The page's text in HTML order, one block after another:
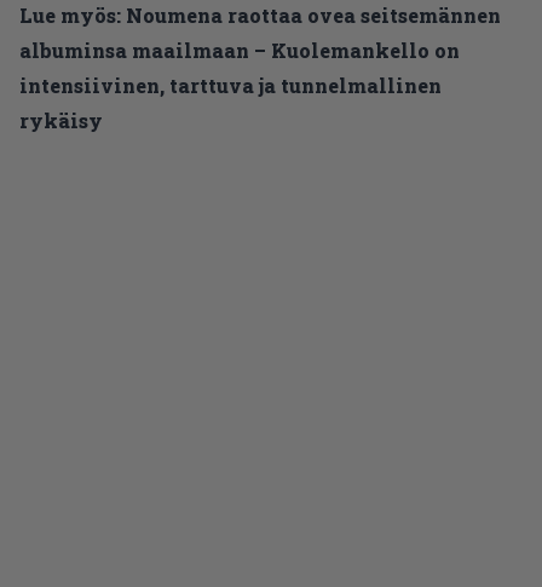
Lue myös: Noumena raottaa ovea seitsemännen
albuminsa maailmaan – Kuolemankello on
intensiivinen, tarttuva ja tunnelmallinen
rykäisy